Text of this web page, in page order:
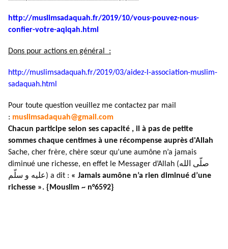
http://muslimsadaquah.fr/2019/10/vous-pouvez-nous-
confier-votre-aqiqah.html
Dons pour actions en général :
http://muslimsadaquah.fr/2019/03/aidez-l-association-muslim-
sadaquah.html
Pour toute question veuillez me contactez par mail
: muslimsadaquah@gmail.com
Chacun participe selon ses capacité , il à pas de petite
sommes chaque centimes à une récompense auprès d'Allah
Sache, cher frère, chère sœur qu’une aumône n’a jamais
diminué une richesse, en effet le Messager d’Allah (صلّى الله
عليه و سلّم) a dit : « Jamais aumône n’a rien diminué d’une
richesse ». {Mouslim ~ n°6592}